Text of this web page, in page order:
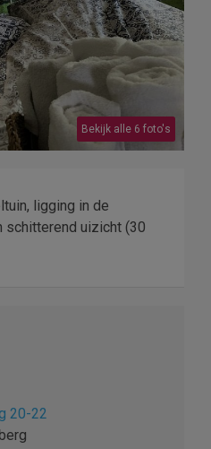
Bekijk alle 6 foto's
ligging in de
schitterend uizicht (30
20-22